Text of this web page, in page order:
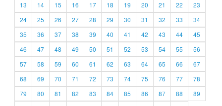
13
14 15 16 17 18 19 20 21 22
23
24
25 26 27 28 29 30 31 32 33
34
35
36 37 38 39 40 41 42 43 44
45
46
47 48 49 50 51 52 53 54 55
56
57
58 59 60 61 62 63 64 65 66
67
68
69 70 71 72 73 74 75 76 77
78
79
80 81 82 83 84 85 86 87 88
89